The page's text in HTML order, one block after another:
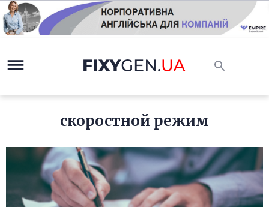
скоростной режим